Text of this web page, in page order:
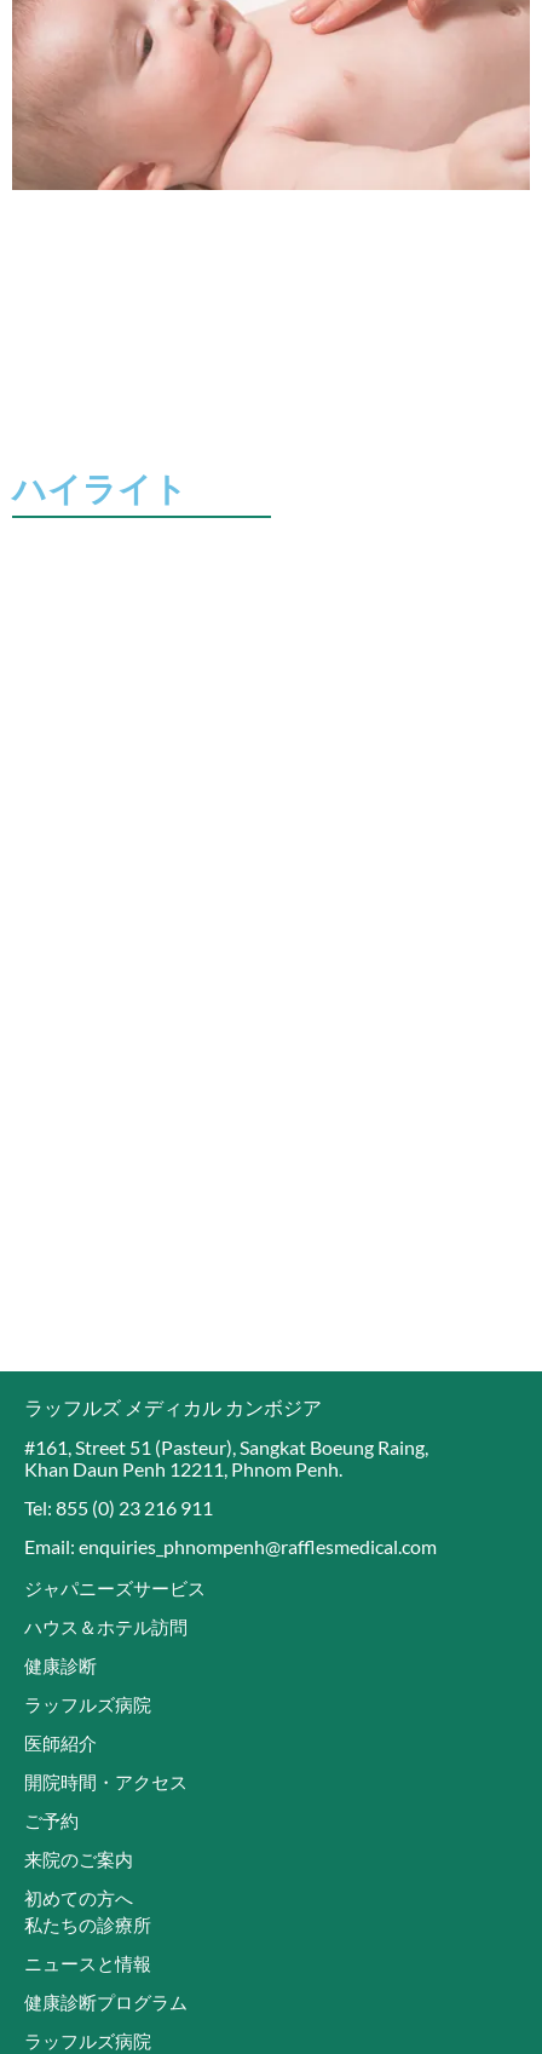
ハイライト
ラッフルズ メディカル カンボジア
#161, Street 51 (Pasteur), Sangkat Boeung Raing,
Khan Daun Penh 12211, Phnom Penh.
Tel: 855 (0) 23 216 911
Email: enquiries_phnompenh@rafflesmedical.com
ジャパニーズサービス
ハウス＆ホテル訪問
健康診断
ラッフルズ病院
医師紹介
開院時間・アクセス
ご予約
来院のご案内
初めての方へ
私たちの診療所
ニュースと情報
健康診断プログラム
ラッフルズ病院